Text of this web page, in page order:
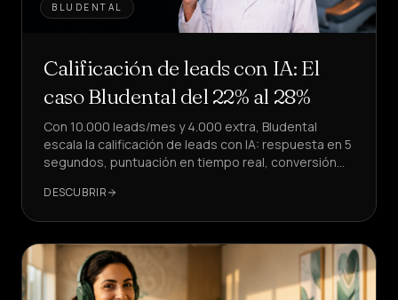
Salud &
BIENESTAR
Hostelería &
ALIMENTACIÓN
LEAD
Servicios &
HOGAR
BLUDENTAL
Calificación de leads con IA: El
caso Bludental del 22% al 28%
Con 10.000 leads/mes y 4.000 extra, Bludental
escala la calificación de leads con IA: respuesta en 5
segundos, puntuación en tiempo real, conversión
DESCUBRIR